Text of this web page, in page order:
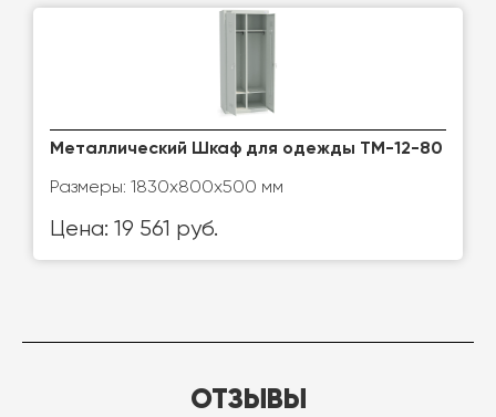
Металлический Шкаф для одежды ТМ-12-80
Размеры: 1830х800х500 мм
Цена: 19 561 руб.
ОТЗЫВЫ